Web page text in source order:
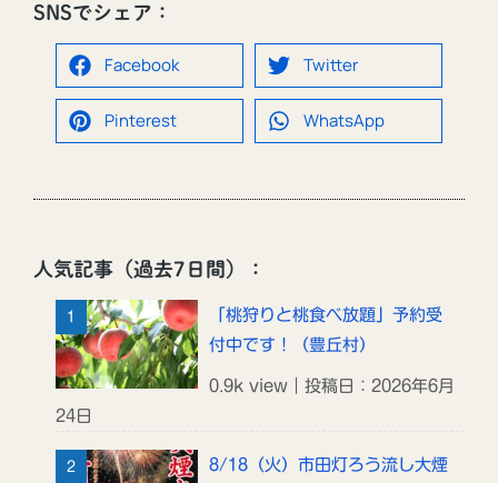
SNSでシェア：
Facebook Twitter
Pinterest WhatsApp
人気記事（過去7日間）：
「桃狩りと桃食べ放題」予約受
付中です！（豊丘村）
0.9k view｜投稿日：2026年6月
24日
8/18（火）市田灯ろう流し大煙